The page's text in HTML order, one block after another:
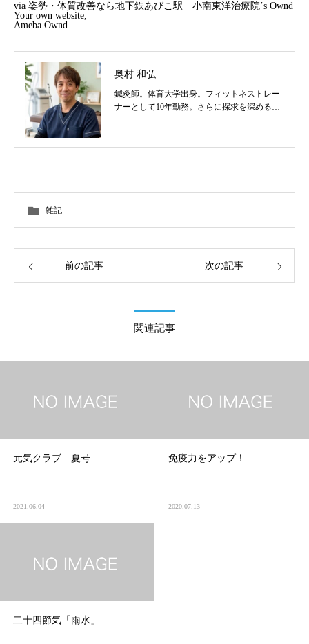
via 姿勢・体質改善なら地下鉄あびこ駅 小南東洋治療院’s Ownd
Your own website,
Ameba Ownd
奥村 和弘
鍼灸師。体育大学出身。フィットネストレー
ナーとして10年勤務。さらに探求を深めるべ
の他顔鍼など様々な症状の施術に日々、奔走
雑記
前の記事 次の記事
関連記事
元気クラブ 夏号
2021.06.04
免疫力をアップ！
2020.07.13
二十四節気「雨水」